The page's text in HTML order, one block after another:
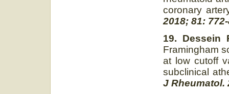
coronary
2018; 81:
19. Dessein
Framingham
at low cutoff
subclinical
J Rheumatol.